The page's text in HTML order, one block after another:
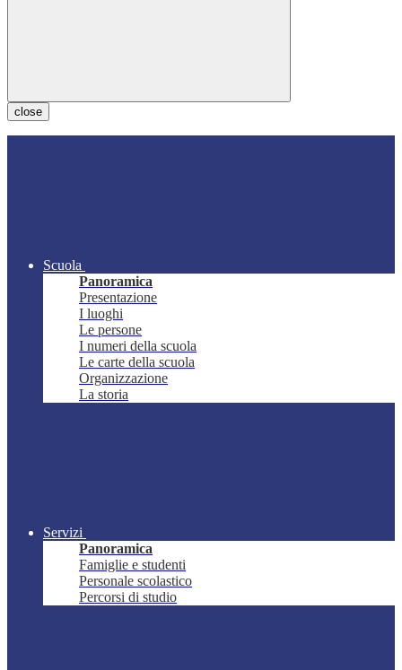
close
Scuola
Panoramica
Presentazione
I luoghi
Le persone
I numeri della scuola
Le carte della scuola
Organizzazione
La storia
Servizi
Panoramica
Famiglie e studenti
Personale scolastico
Percorsi di studio